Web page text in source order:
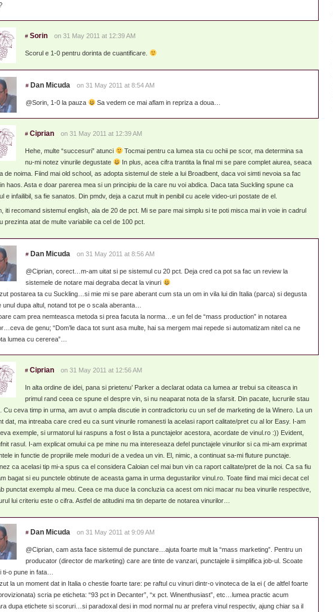
# Sorin on 31 May 2011 at 12:39 AM
Scorul e 1-0 pentru dorinta de cuantificare.
# Dan Micuda on 31 May 2011 at 8:54 AM
@Sorin, 1-0 la pauza Sa vedem ce mai aflam in repriza a doua…
# Ciprian on 31 May 2011 at 12:39 AM
Hehe, multe “succesuri” atunci
Tocmai pentru ca lumea sta cu ochii pe scor, ma determina sa
nu-mi notez vinurile degustate
In plus, acea cifra trantita la final mi se pare complet aiurea, seaca
de noima. Fiind mai old school, as adopta sistemul de stele a lui Broadbent, daca voi simti nevoia sa fac
haos. Asta e doar parerea mea si un principiu de la care nu voi abdica. Daca tata Suckling spune ca
e infailibil, sa fie sanatos. Din pmdv, deja a cazut mult in penibil cu acele video-uri postate de el.
iti recomand sistemul english, ala de 20 de pct. Mi se pare mai simplu si te poti misca mai in voie in cadrul
prezinta atat de multe variabile ca cel de 100 pct.
# Dan Micuda on 31 May 2011 at 8:56 AM
@Ciprian, corect…m-am uitat si pe sistemul cu 20 pct. Deja cred ca pot sa fac un review la
sistemele de notare mai degraba decat la vinuri
postarea ta cu Suckling…si mie mi se pare aberant cum sta un om in vila lui din Italia (parca) si degusta
unul dupa altul, notand tot pe o scala aberanta…
cam prea nemteasca metoda si prea facuta la norma…e un fel de “mass production” in notarea
de genu; “Dom’le daca tot sunt asa multe, hai sa mergem mai repede si automatizam nitel ca ne
lumea cu cererea”…
# Ciprian on 31 May 2011 at 12:56 AM
In alta ordine de idei, pana si prietenu’ Parker a declarat odata ca lumea ar trebui sa citeasca in
primul rand ceea ce spune el despre vin, si nu neaparat nota de la sfarsit. Din pacate, lucrurile stau
Cu ceva timp in urma, am avut o ampla discutie in contradictoriu cu un sef de marketing de la Winero. La un
dat, ma intreaba care cred eu ca sunt vinurile romanesti la acelasi raport calitate/pret cu al lor Easy. I-am
exemple, si urmatorul lui raspuns a fost o lista a punctajelor acestora, acordate de vinul.ro :)) Evident,
rasul. I-am explicat omului ca pe mine nu ma intereseaza defel punctajele vinurilor si ca mi-am exprimat
in functie de propriile mele moduri de a vedea un vin. El, nimic, a continuat sa-mi fluture punctaje.
ca acelasi tip mi-a spus ca el considera Caloian cel mai bun vin ca raport calitate/pret de la noi. Ca sa fiu
bagat si eu punctele obtinute de aceasta gama in urma degustarilor vinul.ro. Toate fiind mai mici decat cel
punctat exemplu al meu. Ceea ce ma duce la concluzia ca acest om nici macar nu bea vinurile respective,
lui criteriu este o cifra. Astfel de atitudini ma tin departe de notarea vinurilor…
# Dan Micuda on 31 May 2011 at 9:09 AM
@Ciprian, cam asta face sistemul de punctare…ajuta foarte mult la “mass marketing”. Pentru un
producator (director de marketing) care are tinte de vanzari, punctajele ii simplifica job-ul. Scoate
ti-o pune in fata…
la un moment dat in Italia o chestie foarte tare: pe raftul cu vinuri dintr-o vinoteca de la ei ( de altfel foarte
scria pe eticheta: “93 pct in Decanter”, “x pct. Winenthusiast”, etc…lumea practic acum
dupa etichete si scoruri…si paradoxal desi in mod normal nu ar prefera vinul respectiv, ajung chiar sa il